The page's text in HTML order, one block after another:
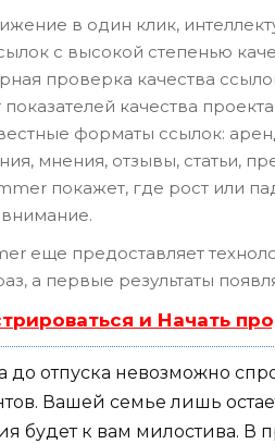
в один клик,
с высокой степенью
проверка качества
качества проекта.
форматы ссылок:
мнения, отзывы, статьи,
покажет, где рост или
внимание.
еще предоставляет
а первые результаты
и Начать
до отпуска невозможно
Вашей семье лишь
будет к вам милостива. В